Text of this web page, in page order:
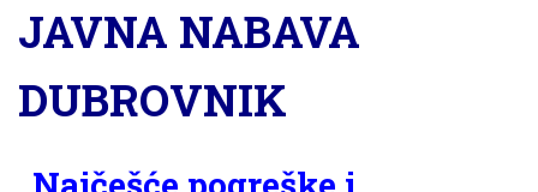
JAVNA NABAVA
DUBROVNIK